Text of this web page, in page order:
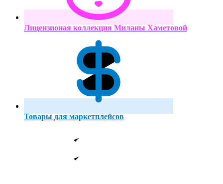
Лицензионая коллекция Миланы Хаметовой
Товары для маркетплейсов